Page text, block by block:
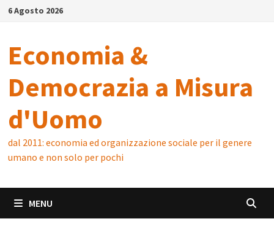
Skip6 Agosto 2026
Economia &
Democrazia a Misura
d'Uomo
dal 2011: economia ed organizzazione sociale per il genere
umano e non solo per pochi
MENU